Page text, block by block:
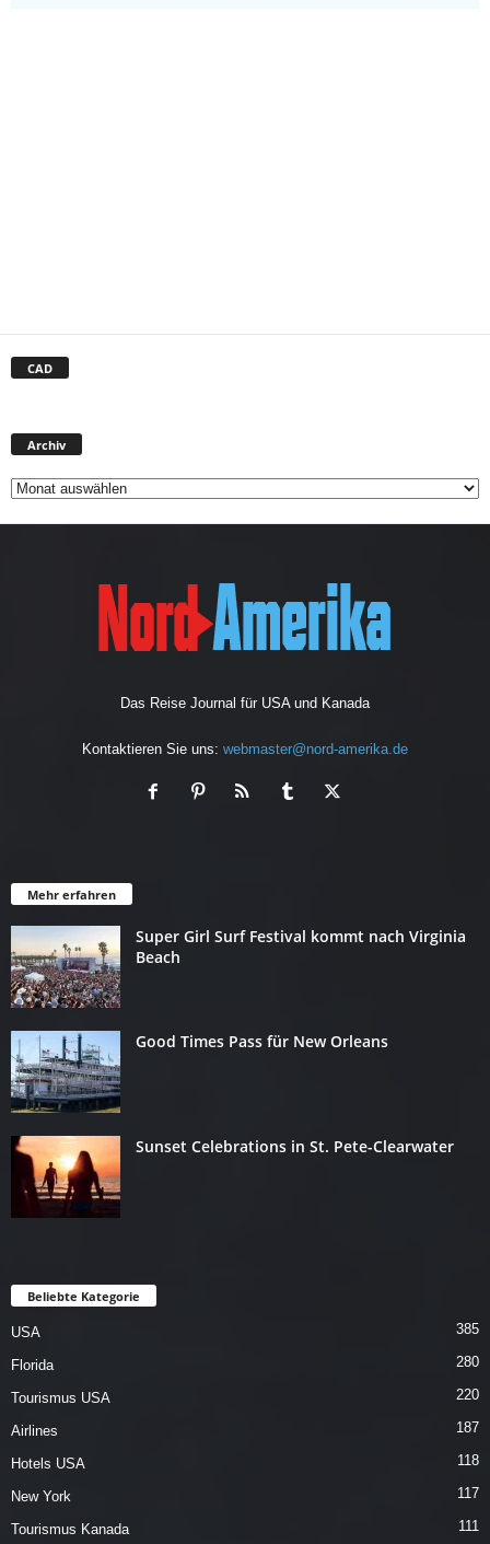
CAD
Archiv
Das Reise Journal für USA und Kanada
Kontaktieren Sie uns: webmaster@nord-amerika.de
Mehr erfahren
Super Girl Surf Festival kommt nach Virginia
Beach
Good Times Pass für New Orleans
Sunset Celebrations in St. Pete-Clearwater
Beliebte Kategorie
USA 385
Florida 280
Tourismus USA 220
Airlines 187
Hotels USA 118
New York 117
Tourismus Kanada 111